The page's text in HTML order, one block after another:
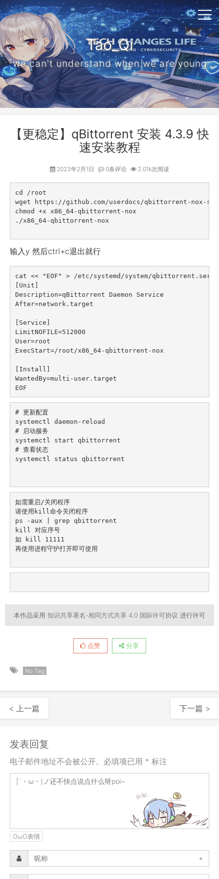
Tao_Qi
we can't understand when we are young
【更稳定】qBittorrent 安装 4.3.9 快
速安装教程
2023年2月1日 0条评论 2.01k次阅读
cd /root
wget https://github.com/userdocs/qbittorrent-nox-
chmod +x x86_64-qbittorrent-nox
./x86_64-qbittorrent-nox
输入y 然后ctrl+c退出就行
cat << "EOF" > /etc/systemd/system/
[Unit]
Description=qBittorrent Daemon Service
After=network.target
[Service]
LimitNOFILE=512000
User=root
ExecStart=/root/x86_64-qbittorrent-nox
[Install]
WantedBy=multi-user.target
EOF
# 更新配置
systemctl daemon-reload
# 启动服务
systemctl start qbittorrent
# 查看状态
systemctl status qbittorrent
如需重启/关闭程序
请使用kill命令关闭程序
ps -aux | grep qbittorrent
kill 对应序号
如 kill 11111
再使用进程守护打开即可使用
本作品采用 知识共享署名-相同方式共享 4.0 国际许可协议 进行许可
点赞 分享
No Tag
< 上一篇 下一篇 >
发表回复
电子邮件地址不会被公开。必填项已用 * 标注
OωO表情
*